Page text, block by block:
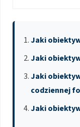
Jaki
Jaki
Jaki
codziennej
Jaki